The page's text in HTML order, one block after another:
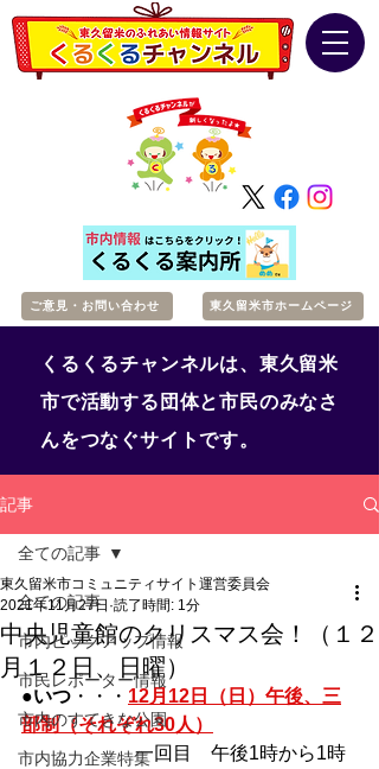
ご意見・お問い合わせ 東久留米市ホームページ
くるくるチャンネルは、東久留米
市で活動する団体と市民のみなさ
んをつなぐサイトです。
記事
全ての記事
市内ピックアップ情報
市民レポーター情報
市内のすてきな公園
市内協力企業特集
全ての記事
中央児童館のクリスマス会！（１２
月１２日、日曜）
東久留米市コミュニティサイト運営委員会
2021年11月27日 読了時間: 1分
●いつ ・・・ 12月12日（日）午後、三
部制（それぞれ30人）
一回目　午後1時から1時